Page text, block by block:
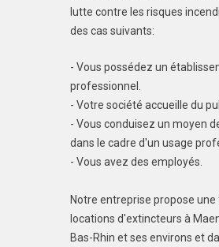
lutte contre les risques
des cas suivants:
- Vous possédez un
professionnel.
- Votre société accueille du
- Vous conduisez un moyen
dans le cadre d'un usage
- Vous avez des employés.
Notre entreprise propose
locations d'extincteurs à
Bas-Rhin et ses environs et